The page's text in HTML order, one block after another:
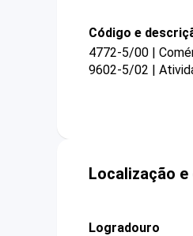
Código e
4772-5/00 |
9602-5/02 |
Localização
Logradouro